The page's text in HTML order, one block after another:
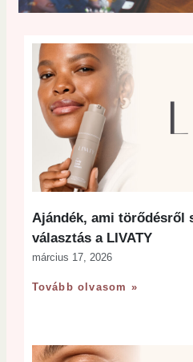
Ajándék, ami törődésről
választás a LIVATY
március 17, 2026
Tovább olvasom »